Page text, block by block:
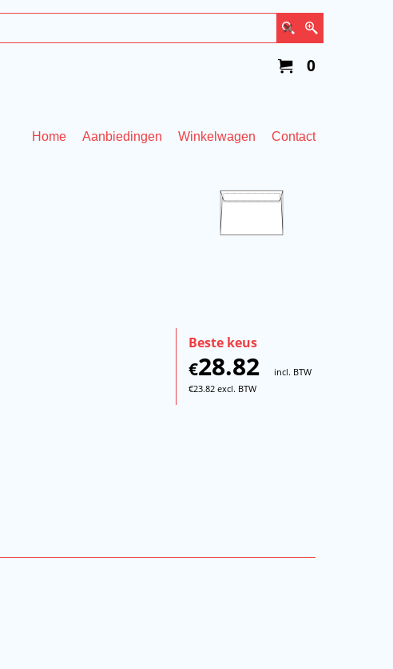
0
Home Aanbiedingen Winkelwagen Contact
Beste keus
€28.82
incl. BTW
€23.82 excl. BTW